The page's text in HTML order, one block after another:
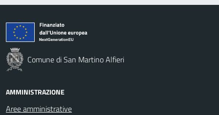
Comune di San Martino Alfieri
AMMINISTRAZIONE
Aree amministrative